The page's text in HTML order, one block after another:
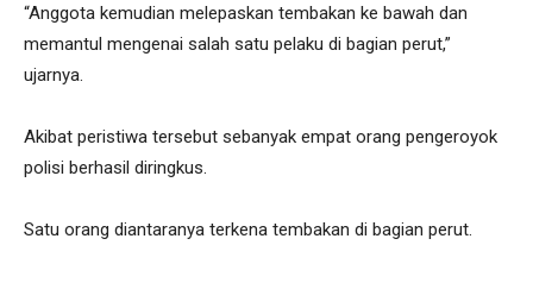
“Anggota kemudian melepaskan tembakan ke bawah dan
memantul mengenai salah satu pelaku di bagian perut,”
ujarnya.
Akibat peristiwa tersebut sebanyak empat orang pengeroyok
polisi berhasil diringkus.
Satu orang diantaranya terkena tembakan di bagian perut.